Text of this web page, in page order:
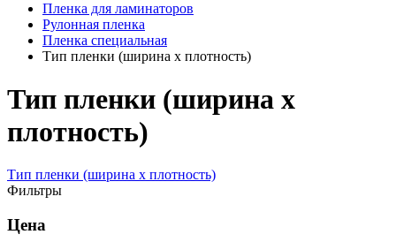
Пленка для ламинаторов
Рулонная пленка
Пленка специальная
Тип пленки (ширина х плотность)
Тип пленки (ширина х
плотность)
Тип пленки (ширина х плотность)
Фильтры
Цена